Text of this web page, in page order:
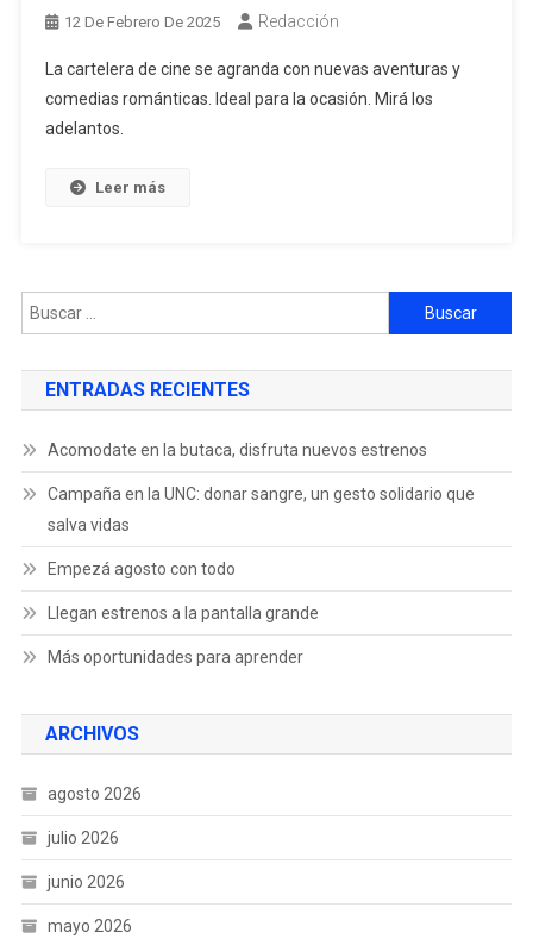
12 De Febrero De 2025 Redacción
La cartelera de cine se agranda con nuevas aventuras y
comedias románticas. Ideal para la ocasión. Mirá los
adelantos.
Leer más
ENTRADAS RECIENTES
Acomodate en la butaca, disfruta nuevos estrenos
Campaña en la UNC: donar sangre, un gesto solidario que
salva vidas
Empezá agosto con todo
Llegan estrenos a la pantalla grande
Más oportunidades para aprender
ARCHIVOS
agosto 2026
julio 2026
junio 2026
mayo 2026